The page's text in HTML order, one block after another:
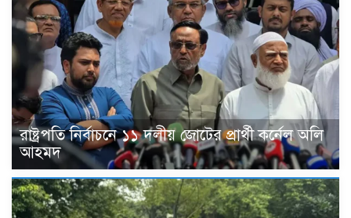
রাষ্ট্রপতি নির্বাচনে ১১ দলীয় জোটের প্রার্থী কর্নেল অলি
আহমদ